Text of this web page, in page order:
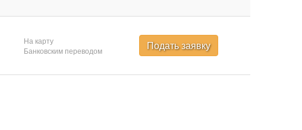
На карту
Банковским переводом
Подать заявку